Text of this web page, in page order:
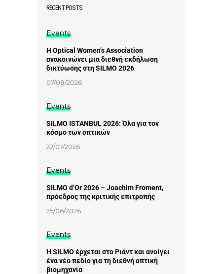
RECENT POSTS
Events
Η Optical Women’s Association
ανακοινώνει μια διεθνή εκδήλωση
δικτύωσης στη SILMO 2026
07/08/2026
Events
SILMO ISTANBUL 2026: Όλα για τον
κόσμο των οπτικών
22/07/2026
Events
SILMO d’Or 2026 – Joachim Froment,
πρόεδρος της κριτικής επιτροπής
25/06/2026
Events
Η SILMO έρχεται στο Ριάντ και ανοίγει
ένα νέο πεδίο για τη διεθνή οπτική
βιομηχανία